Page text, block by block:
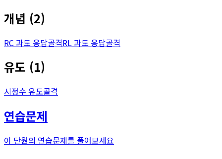
개념 (2)
RC 과도 응답골격RL 과도 응답골격
유도 (1)
시정수 유도골격
연습문제
이 단원의 연습문제를 풀어보세요